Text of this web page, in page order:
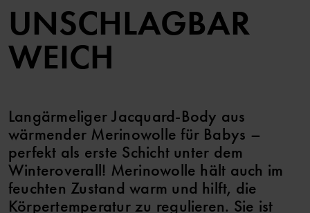
UNSCHLAGBAR
WEICH
Langärmeliger Jacquard-Body aus
wärmender Merinowolle für Babys –
perfekt als erste Schicht unter dem
Winteroverall! Merinowolle hält auch im
feuchten Zustand warm und hilft, die
Körpertemperatur zu regulieren. Sie ist